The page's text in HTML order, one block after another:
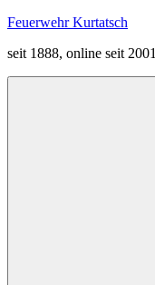
Zum
springen
Feuerwehr Kurtatsch
seit 1888, online seit 2001